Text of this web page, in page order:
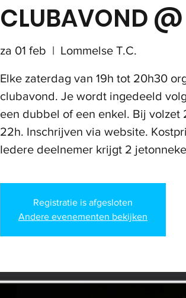
CLUBAVOND
za 01 feb
  |
Lommelse T.C.
Elke zaterdag van 19h tot 20h30
clubavond. Je wordt ingedeeld
een dubbel of een enkel. Bij volzet
22h. Inschrijven via website.
Registratie is afgesloten
Andere evenementen bekijken